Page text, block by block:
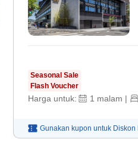
Seasonal Sale
Flash Voucher
Harga untuk: 1 malam |
Gunakan kupon untuk Diskon